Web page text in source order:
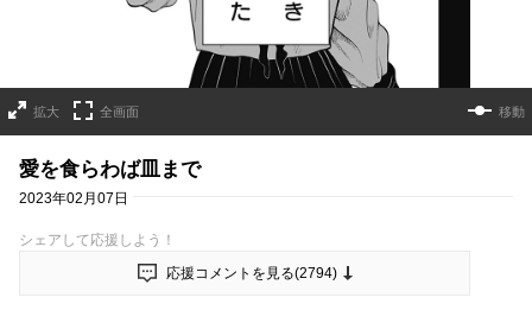
拡大 全画面 移動
愛を食らわば皿まで
2023年02月07日
シェアして応援しよう！
応援コメントを見る(2794)